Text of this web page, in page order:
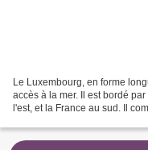
Le Luxembourg, en forme
accès à la mer. Il est bordé
l'est, et la France au sud. Il